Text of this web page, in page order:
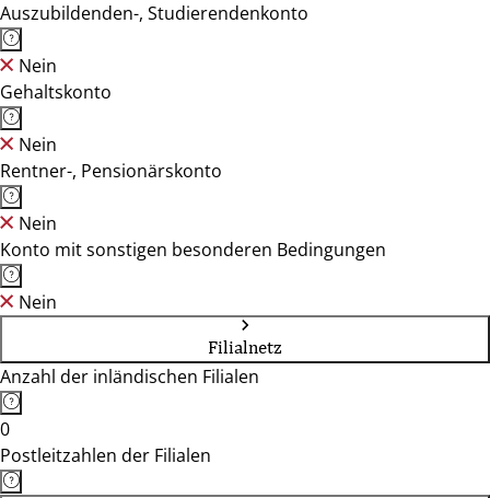
Auszubildenden-, Studierendenkonto
Nein
Gehaltskonto
Nein
Rentner-, Pensionärskonto
Nein
Konto mit sonstigen besonderen Bedingungen
Nein
Filialnetz
Anzahl der inländischen Filialen
0
Postleitzahlen der Filialen